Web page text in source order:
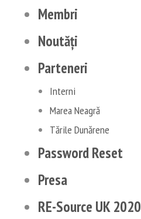
Membri
Noutăți
Parteneri
Interni
Marea Neagră
Tările Dunărene
Password Reset
Presa
RE-Source UK 2020